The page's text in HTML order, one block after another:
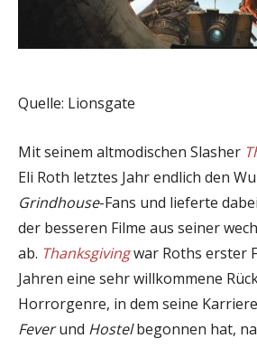
Quelle: Lionsgate
Mit seinem altmodischen Slasher
Eli Roth letztes Jahr endlich den
Grindhouse-Fans und lieferte
der besseren Filme aus seiner
ab. Thanksgivingwar Roths erster
Jahren eine sehr willkommene
Horrorgenre, in dem seine
Feverund Hostelbegonnen hat,